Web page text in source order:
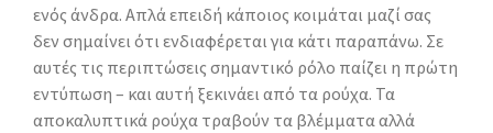
ενός άνδρα. Απλά επειδή κάποιος κοιμάται μαζί σας
δεν σημαίνει ότι ενδιαφέρεται για κάτι παραπάνω. Σε
αυτές τις περιπτώσεις σημαντικό ρόλο παίζει η πρώτη
εντύπωση – και αυτή ξεκινάει από τα ρούχα. Τα
αποκαλυπτικά ρούχα τραβούν τα βλέμματα αλλά